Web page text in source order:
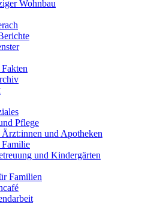
Wohnbau
Pflege
und Apotheken
und Kindergärten
Familien